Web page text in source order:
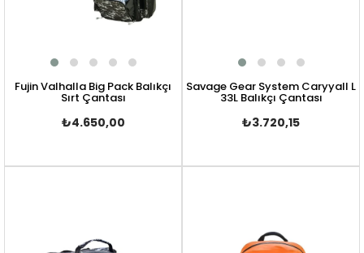
Fujin Valhalla Big Pack Balıkçı
Sırt Çantası
₺4.650,00
Savage Gear System Caryyall L
33L Balıkçı Çantası
₺3.720,15